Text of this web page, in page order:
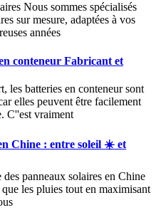
Nous sommes spécialisés
sur mesure, adaptées à vos
années
conteneur Fabricant et
les batteries en conteneur sont
elles peuvent être facilement
C''est vraiment
Chine : entre soleil ☀️ et
panneaux solaires en Chine
les pluies tout en maximisant